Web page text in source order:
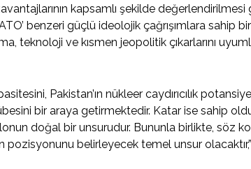
kapsamlı şekilde değerlendirilmesi
benzeri güçlü ideolojik çağrışımlara sahip
teknoloji ve kısmen jeopolitik çıkarlarını
Pakistan’ın nükleer caydırıcılık
bir araya getirmektedir. Katar ise sahip
doğal bir unsurudur. Bununla birlikte, söz
pozisyonunu belirleyecek temel unsur